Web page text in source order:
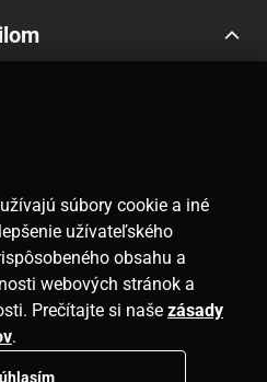
súbory cookie a iné
užívateľského
obsahu a
webových stránok a
Prečítajte si naše zásady
.